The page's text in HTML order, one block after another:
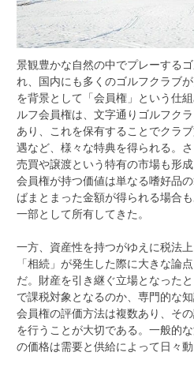
景観豊かな自然の中でプレーする
れ、国内にも多くのゴルフクラブが
を背景として「会員権」という仕
ルフ会員権は、文字通りゴルフク
あり、これを保有することでクラ
遇など、様々な特典を得られる。
売買や譲渡という特有の市場も形
会員権が持つ価値は単なる嗜好品
ばまとまった金額が得られる場合
一部として所有してきた。
一方、資産性を持つがゆえに税法
「相続」が発生した際に大きな論
だ。財産を引き継ぐ立場となった
で課税対象となるのか、専門的な
会員権の評価方法は複数あり、そ
を行うことが大切である。一般的
の価格は需要と供給によって日々動